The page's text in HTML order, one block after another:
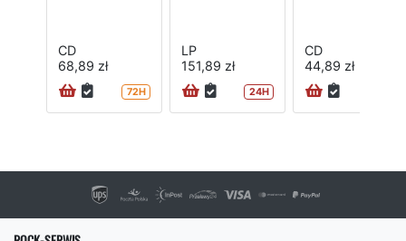
CD
68,89 zł
72H
LP
151,89 zł
24H
CD
44,89 zł